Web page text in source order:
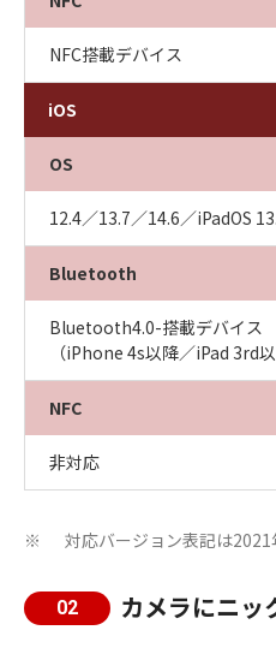
iOS
OS
12.4／13.7／14.6／iPadOS
Bluetooth
Bluetooth4.0-搭載デバイス
（iPhone 4s以降／iPad 3rd
NFC搭載デバイス
NFC
非対応
※ 対応バージョン表記は2021
02 カメラにニッ